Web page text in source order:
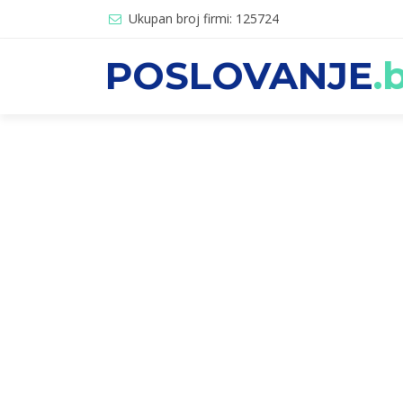
Ukupan broj firmi: 125724
POSLOVANJE